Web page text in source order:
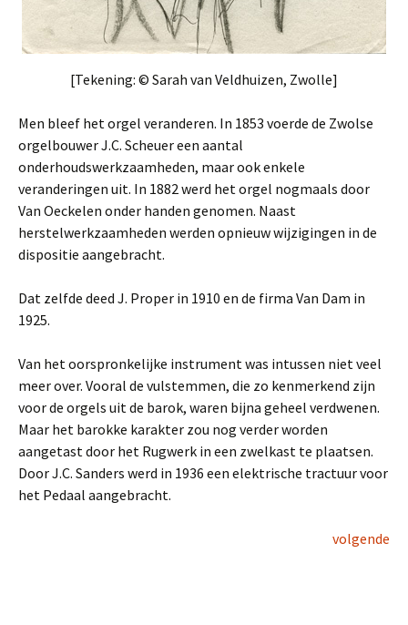
[Tekening: © Sarah van Veldhuizen, Zwolle]
Men bleef het orgel veranderen. In 1853 voerde de Zwolse
orgelbouwer J.C. Scheuer een aantal
onderhoudswerkzaamheden, maar ook enkele
veranderingen uit. In 1882 werd het orgel nogmaals door
Van Oeckelen onder handen genomen. Naast
herstelwerkzaamheden werden opnieuw wijzigingen in de
dispositie aangebracht.
Dat zelfde deed J. Proper in 1910 en de firma Van Dam in
1925.
Van het oorspronkelijke instrument was intussen niet veel
meer over. Vooral de vulstemmen, die zo kenmerkend zijn
voor de orgels uit de barok, waren bijna geheel verdwenen.
Maar het barokke karakter zou nog verder worden
aangetast door het Rugwerk in een zwelkast te plaatsen.
Door J.C. Sanders werd in 1936 een elektrische tractuur voor
het Pedaal aangebracht.
volgende